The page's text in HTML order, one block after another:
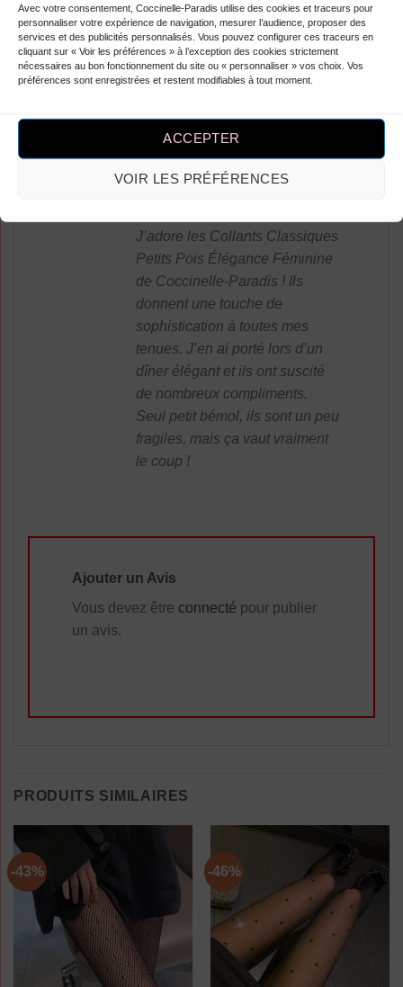
Avec votre consentement, Coccinelle-Paradis utilise des cookies et traceurs pour
personnaliser votre expérience de navigation, mesurer l’audience, proposer des
services et des publicités personnalisés. Vous pouvez configurer ces traceurs en
cliquant sur « Voir les préférences » à l’exception des cookies strictement
nécessaires au bon fonctionnement du site ou « personnaliser » vos choix. Vos
préférences sont enregistrées et restent modifiables à tout moment.
ACCEPTER
VOIR LES PRÉFÉRENCES
et apportent une élégance
féminine à toutes mes tenues.
Merci pour ce produit de qualité.
Je recommande à toutes les
et rétro. Top !
sur 5
J’adore les Collants Classiques
Petits Pois Élégance Féminine
de Coccinelle-Paradis ! Ils
donnent une touche de
sophistication à toutes mes
tenues. J’en ai porté lors d’un
dîner élégant et ils ont suscité
de nombreux compliments.
Seul petit bémol, ils sont un peu
fragiles, mais ça vaut vraiment
le coup !
Ajouter un Avis
Vous devez être connecté pour publier
un avis.
PRODUITS SIMILAIRES
-43% -46%